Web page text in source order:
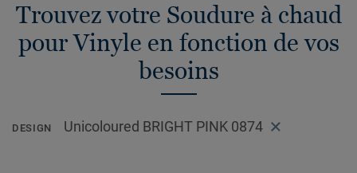
Trouvez votre Soudure à chaud
pour Vinyle en fonction de vos
besoins
DESIGN Unicoloured BRIGHT PINK 0874